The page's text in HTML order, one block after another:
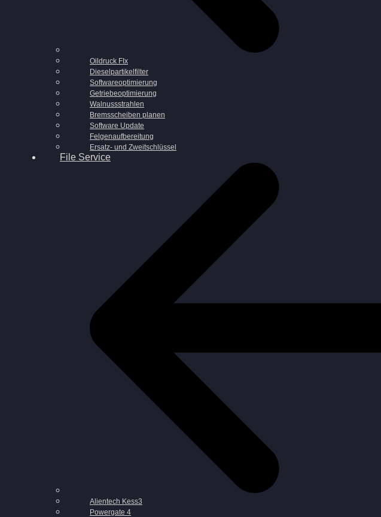
Oildruck FIx
Dieselpartikelfilter
Softwareoptimierung
Getriebeoptimierung
Walnussstrahlen
Bremsscheiben planen
Software Update
Felgenaufbereitung
Ersatz- und Zweitschlüssel
File Service
Alientech Kess3
Powergate 4